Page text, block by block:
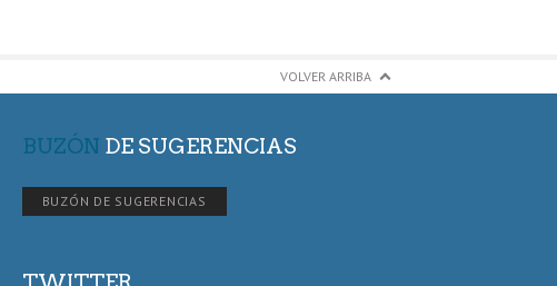
VOLVER ARRIBA
BUZÓN DE SUGERENCIAS
BUZÓN DE SUGERENCIAS